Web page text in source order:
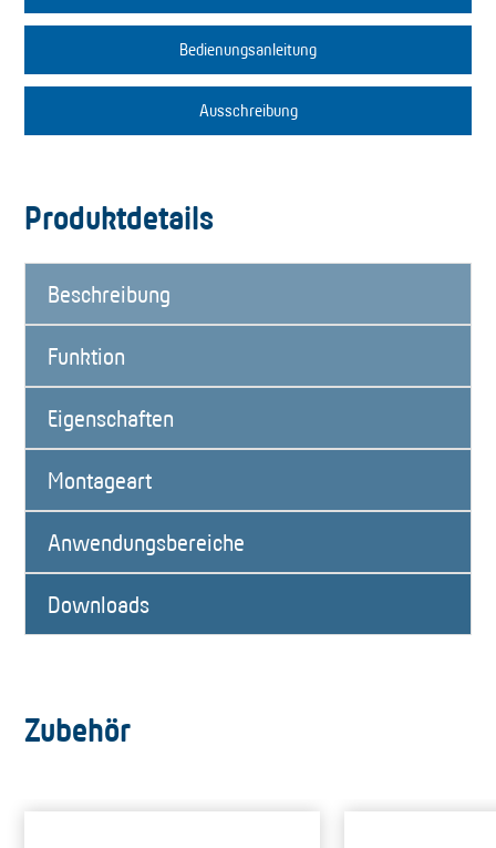
Bedienungsanleitung
Ausschreibung
Produktdetails
Beschreibung
Funktion
Eigenschaften
Montageart
Anwendungsbereiche
Downloads
Zubehör